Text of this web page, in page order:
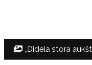
„Didela stora